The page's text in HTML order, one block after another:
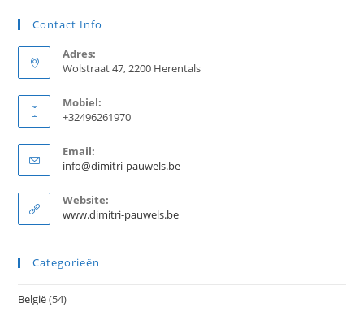
Contact Info
Adres:
Wolstraat 47, 2200 Herentals
Mobiel:
+32496261970
Email:
info@dimitri-pauwels.beOpent
Website:
www.dimitri-pauwels.be
Categorieën
België(54)